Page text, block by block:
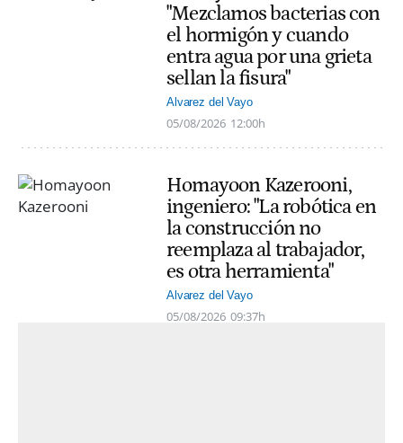
"Mezclamos bacterias con
el hormigón y cuando
entra agua por una grieta
sellan la fisura"
Alvarez del Vayo
05/08/2026 12:00h
Homayoon Kazerooni,
ingeniero: "La robótica en
la construcción no
reemplaza al trabajador,
es otra herramienta"
Alvarez del Vayo
05/08/2026 09:37h